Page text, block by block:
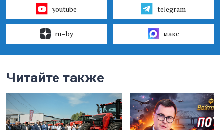
youtube telegram
ru–by макс
Читайте также